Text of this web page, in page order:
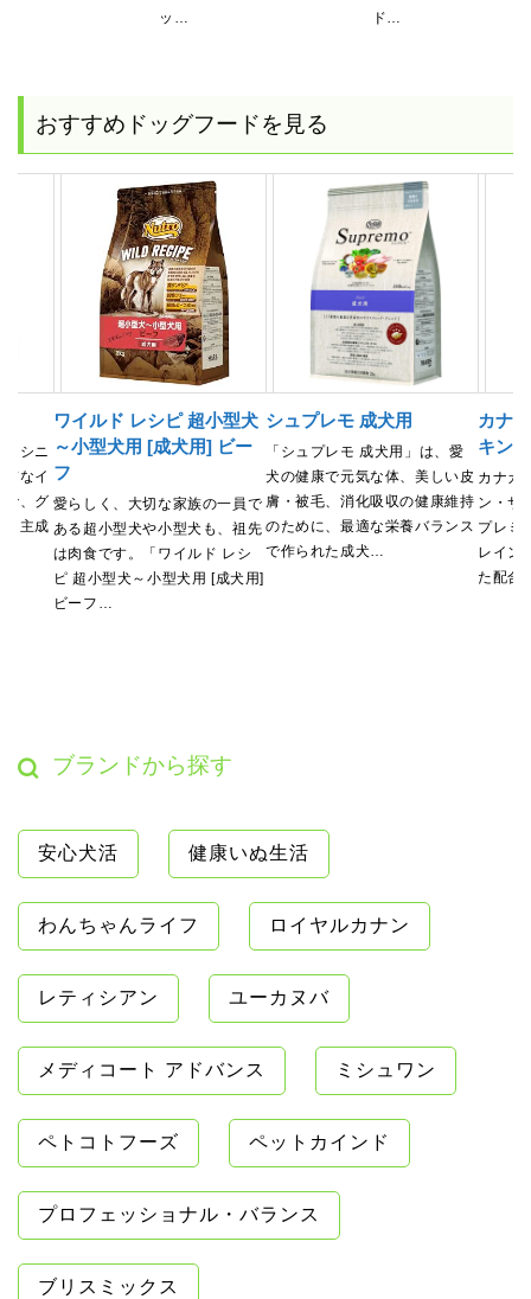
ッ…
ド…
おすすめドッグフードを見る
シニ
なイ
で、グ
。主成
ワイルド レシピ 超小型犬
～小型犬用 [成犬用] ビー
フ
愛らしく、大切な家族の一員で
ある超小型犬や小型犬も、祖先
は肉食です。「ワイルド レシ
ピ 超小型犬～小型犬用 [成犬用]
ビーフ…
シュプレモ 成犬用
「シュプレモ 成犬用」は、愛
犬の健康で元気な体、美しい皮
膚・被毛、消化吸収の健康維持
のために、最適な栄養バランス
で作られた成犬…
カナ
キン
カナガ
ン・サ
プレミ
レイン
た配合
ブランドから探す
安心犬活 健康いぬ生活
わんちゃんライフ ロイヤルカナン
レティシアン ユーカヌバ
メディコート アドバンス ミシュワン
ペトコトフーズ ペットカインド
プロフェッショナル・バランス
ブリスミックス